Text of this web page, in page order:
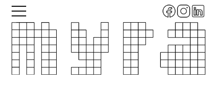
Aller
contenu
principal
Menu